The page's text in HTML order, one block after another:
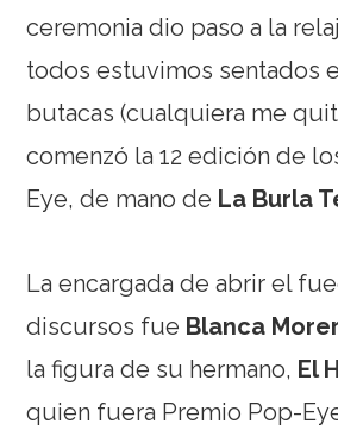
ceremonia dio paso a la
todos estuvimos sentados
butacas (cualquiera me
comenzó la 12 edición de
Eye, de mano de La Burla
La encargada de abrir el
discursos fue Blanca
la figura de su hermano, El
quien fuera Premio Pop-